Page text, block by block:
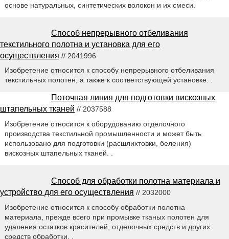
основе натуральных, синтетических волокон и их смеси.
Способ непрерывного отбеливания
текстильного полотна и установка для его
осуществления // 2041996
Изобретение относится к способу непрерывного отбеливания
текстильных полотен, а также к соответствующей установке. .
Поточная линия для подготовки вискозных
штапельных тканей // 2037588
Изобретение относится к оборудованию отделочного
производства текстильной промышленности и может быть
использовано для подготовки (расшлихтовки, беления)
вискозных штапельных тканей. .
Способ для обработки полотна материала и
устройство для его осуществления // 2032000
Изобретение относится к способу обработки полотна
материала, прежде всего при промывке тканых полотен для
удаления остатков красителей, отделочных средств и других
средств обработки. .